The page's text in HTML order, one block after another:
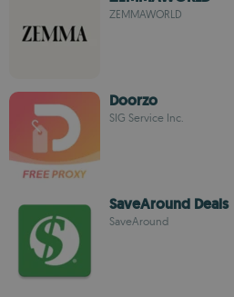
ZEMMAWORLD
Doorzo
SIG Service Inc.
SaveAround Deals
SaveAround